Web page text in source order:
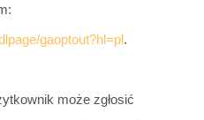
gaoptout?hl=pl.
może zgłosić